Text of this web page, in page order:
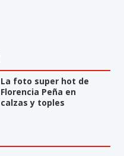
La foto super hot de
Florencia Peña en
calzas y toples